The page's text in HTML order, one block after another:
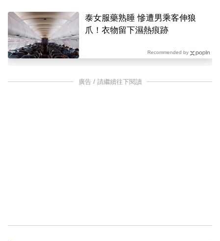
泰女服藥熟睡 慘遭男乘客伸狼
爪！衣物留下濕熱痕跡
Recommended by
廣告 / 請繼續往下閱讀